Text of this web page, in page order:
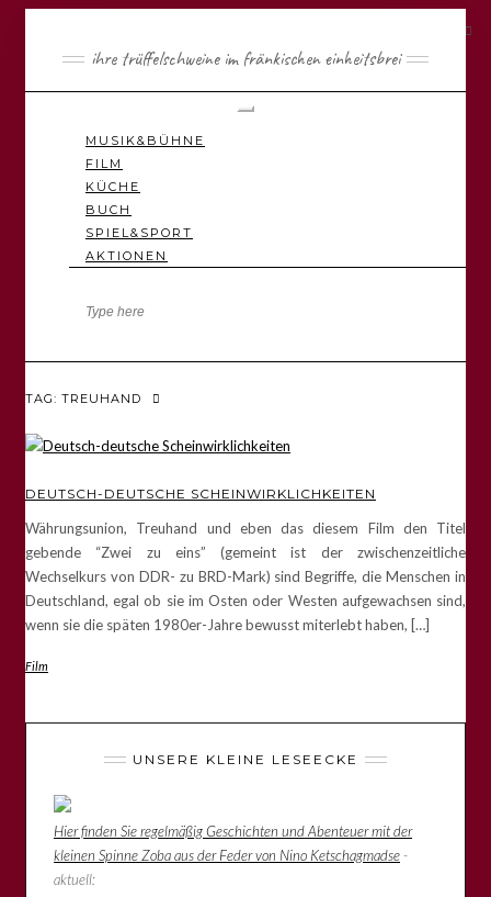
ihre trüffelschweine im fränkischen einheitsbrei
Toggle
MUSIK&BÜHNE
FILM
KÜCHE
BUCH
SPIEL&SPORT
AKTIONEN
TAG: TREUHAND
DEUTSCH-DEUTSCHE SCHEINWIRKLICHKEITEN
Währungsunion, Treuhand und eben das diesem Film den Titel
gebende “Zwei zu eins” (gemeint ist der zwischenzeitliche
Wechselkurs von DDR- zu BRD-Mark) sind Begriffe, die Menschen in
Deutschland, egal ob sie im Osten oder Westen aufgewachsen sind,
wenn sie die späten 1980er-Jahre bewusst miterlebt haben, […]
Film
UNSERE KLEINE LESEECKE
Hier finden Sie regelmäßig Geschichten und Abenteuer mit der
kleinen Spinne Zoba aus der Feder von Nino Ketschagmadse-
aktuell: